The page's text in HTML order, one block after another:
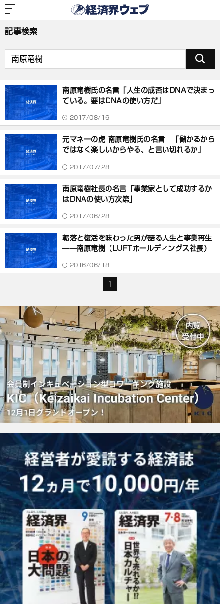
「南原竜樹」の検索結果
記事検索
南原竜樹氏の名言「人生の成否はDNAで決まっ
ている。要はDNAの使い方だ」
2017/08/16
元マネーの虎 南原竜樹氏の名言 「儲かるから
ではなく楽しいからやる、と言い切れるか」
2017/07/28
南原竜樹社長の名言「事業家として成功するか
はDNAの使い方次第」
2017/06/28
転落と復活を味わった男が語る人生と事業再生
――南原竜樹（LUFTホールディングス社長）
2016/06/18
1